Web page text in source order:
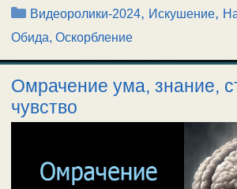
Рубрики
Видеоролики-2024, Искушение,
Обида, Оскорбление
Омрачение ума, знание,
чувство